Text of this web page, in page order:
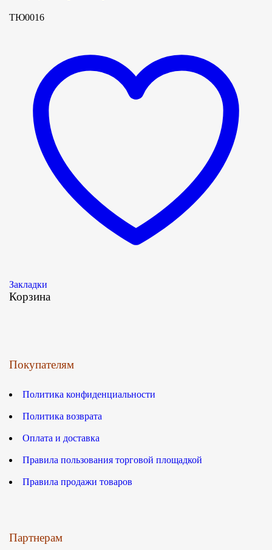
ТЮ0016
Закладки
Корзина
Покупателям
Политика конфиденциальности
Политика возврата
Оплата и доставка
Правила пользования торговой площадкой
Правила продажи товаров
Партнерам